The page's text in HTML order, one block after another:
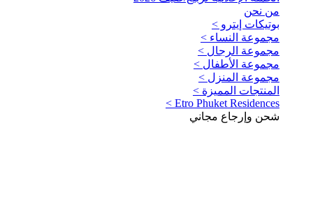
من نحن
بوتيكات إيترو >
مجموعة النساء >
مجموعة الرجال >
مجموعة الأطفال >
مجموعة المنزل >
المنتجات المميزة >
Etro Phuket Residences >
شحن وإرجاع مجاني